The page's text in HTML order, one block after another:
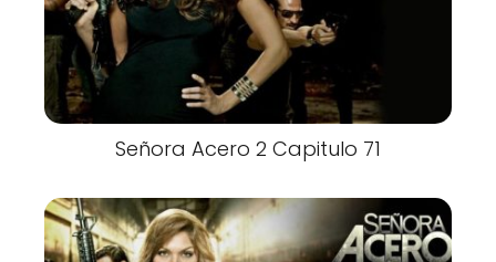
Señora Acero 2 Capitulo 71